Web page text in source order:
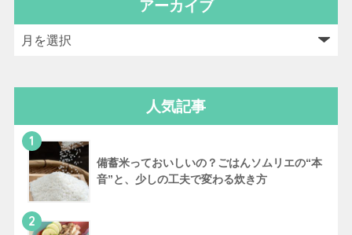
アーカイブ
人気記事
1
備蓄米っておいしいの？ごはんソムリエの“本
音”と、少しの工夫で変わる炊き方
2